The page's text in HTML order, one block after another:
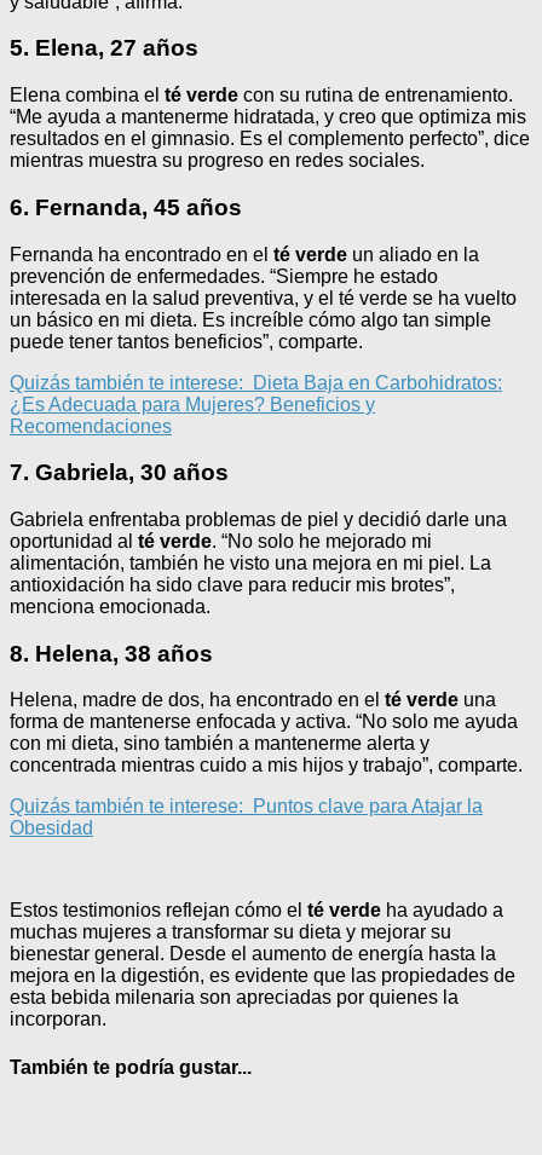
5. Elena, 27 años
Elena combina el té verde con su rutina de entrenamiento.
“Me ayuda a mantenerme hidratada, y creo que optimiza mis
resultados en el gimnasio. Es el complemento perfecto”, dice
mientras muestra su progreso en redes sociales.
6. Fernanda, 45 años
Fernanda ha encontrado en el té verde un aliado en la
prevención de enfermedades. “Siempre he estado
interesada en la salud preventiva, y el té verde se ha vuelto
un básico en mi dieta. Es increíble cómo algo tan simple
puede tener tantos beneficios”, comparte.
Quizás también te interese:
Dieta Baja en Carbohidratos:
¿Es Adecuada para Mujeres? Beneficios y
Recomendaciones
7. Gabriela, 30 años
Gabriela enfrentaba problemas de piel y decidió darle una
oportunidad al té verde. “No solo he mejorado mi
alimentación, también he visto una mejora en mi piel. La
antioxidación ha sido clave para reducir mis brotes”,
menciona emocionada.
8. Helena, 38 años
Helena, madre de dos, ha encontrado en el té verde una
forma de mantenerse enfocada y activa. “No solo me ayuda
con mi dieta, sino también a mantenerme alerta y
concentrada mientras cuido a mis hijos y trabajo”, comparte.
Quizás también te interese:
Puntos clave para Atajar la
Obesidad
Estos testimonios reflejan cómo el té verde ha ayudado a
muchas mujeres a transformar su dieta y mejorar su
bienestar general. Desde el aumento de energía hasta la
mejora en la digestión, es evidente que las propiedades de
esta bebida milenaria son apreciadas por quienes la
incorporan.
También te podría gustar...